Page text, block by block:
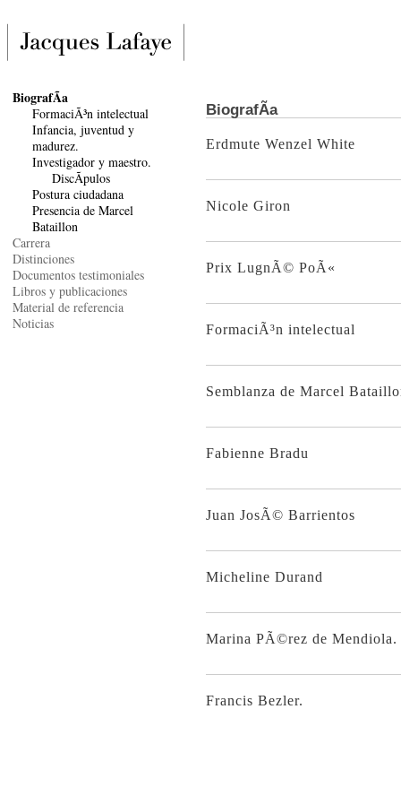
BiografÃ­a
Erdmute Wenzel White
Nicole Giron
Prix LugnÃ© PoÃ«
FormaciÃ³n intelectual
Semblanza de Marcel
Fabienne Bradu
Juan JosÃ© Barrientos
Micheline Durand
Marina PÃ©rez de Mendiola.
Francis Bezler.
BiografÃ­a
FormaciÃ³n intelectual
Infancia, juventud y
madurez.
Investigador y maestro.
DiscÃ­pulos
Postura ciudadana
Presencia de Marcel
Bataillon
Carrera
Distinciones
Documentos testimoniales
Libros y publicaciones
Material de referencia
Noticias